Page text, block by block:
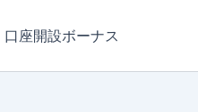
座開設ボーナス